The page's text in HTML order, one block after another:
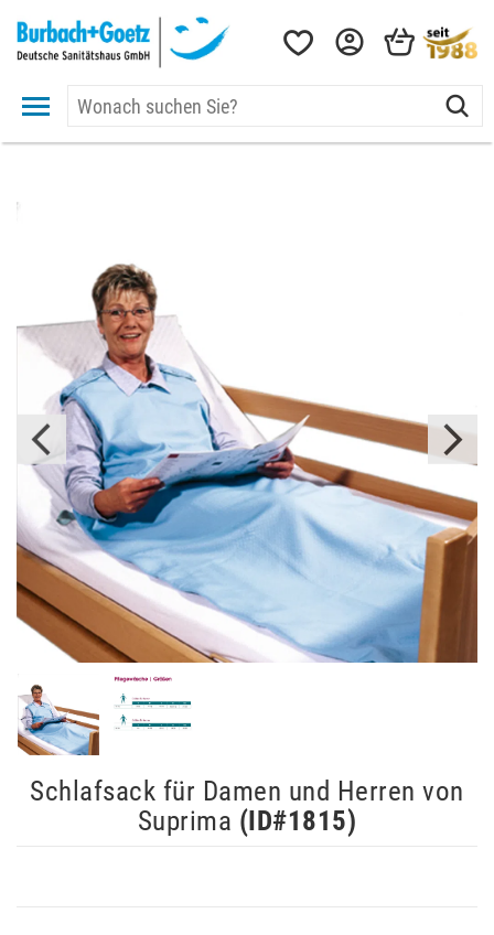
Schlafsack für Damen und Herren von
Suprima (ID#1815)